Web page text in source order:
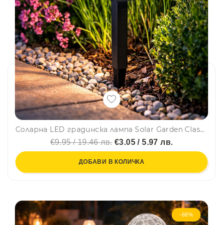
Соларна LED градинска лампа Solar Garden Classic - 24 см – бяла светлина, автоматично включване, без кабели, еко захранване
€9.95 / 19.46 лв.€3.05 / 5.97 лв.
ДОБАВИ В КОЛИЧКА
-68%